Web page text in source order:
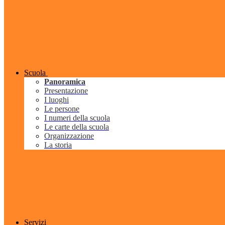
Scuola
Panoramica
Presentazione
I luoghi
Le persone
I numeri della scuola
Le carte della scuola
Organizzazione
La storia
Servizi